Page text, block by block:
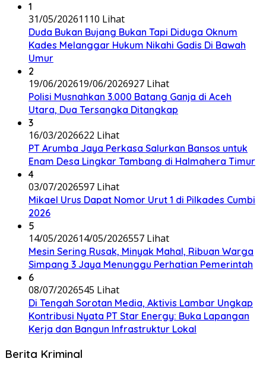
1
31/05/20261110 Lihat
Duda Bukan Bujang Bukan Tapi Diduga Oknum
Kades Melanggar Hukum Nikahi Gadis Di Bawah
Umur
2
19/06/202619/06/2026927 Lihat
Polisi Musnahkan 3.000 Batang Ganja di Aceh
Utara, Dua Tersangka Ditangkap
3
16/03/2026622 Lihat
PT Arumba Jaya Perkasa Salurkan Bansos untuk
Enam Desa Lingkar Tambang di Halmahera Timur
4
03/07/2026597 Lihat
Mikael Urus Dapat Nomor Urut 1 di Pilkades Cumbi
2026
5
14/05/202614/05/2026557 Lihat
Mesin Sering Rusak, Minyak Mahal, Ribuan Warga
Simpang 3 Jaya Menunggu Perhatian Pemerintah
6
08/07/2026545 Lihat
Di Tengah Sorotan Media, Aktivis Lambar Ungkap
Kontribusi Nyata PT Star Energy: Buka Lapangan
Kerja dan Bangun Infrastruktur Lokal
Berita Kriminal